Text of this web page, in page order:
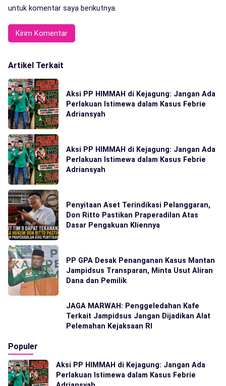
untuk komentar saya berikutnya.
Artikel Terkait
Aksi PP HIMMAH di Kejagung: Jangan Ada
Perlakuan Istimewa dalam Kasus Febrie
Adriansyah
Aksi PP HIMMAH di Kejagung: Jangan Ada
Perlakuan Istimewa dalam Kasus Febrie
Adriansyah
Penyitaan Aset Terindikasi Pelanggaran,
Don Ritto Pastikan Praperadilan Atas
Dasar Pengakuan Kliennya
PP GPA Desak Penanganan Kasus Mantan
Jampidsus Transparan, Minta Usut Aliran
Dana dan Pemilik
JAGA MARWAH: Penggeledahan Kafe
Terkait Jampidsus Jangan Dijadikan Alat
Pelemahan Kejaksaan RI
Populer
Aksi PP HIMMAH di Kejagung: Jangan Ada
Perlakuan Istimewa dalam Kasus Febrie